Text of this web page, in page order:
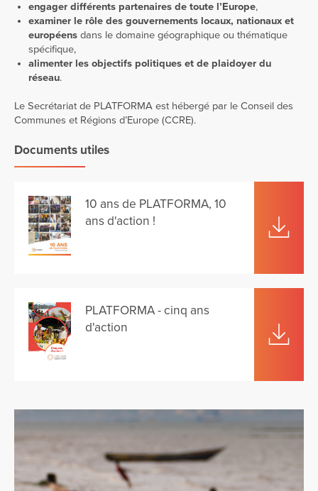
engager différents partenaires de toute l’Europe,
examiner le rôle des gouvernements locaux, nationaux et
européens dans le domaine géographique ou thématique
spécifique,
alimenter les objectifs politiques et de plaidoyer du
réseau.
Le Secrétariat de PLATFORMA est hébergé par le Conseil des
Communes et Régions d’Europe (CCRE).
Documents utiles
10 ans de PLATFORMA, 10
ans d'action !
PLATFORMA - cinq ans
d'action